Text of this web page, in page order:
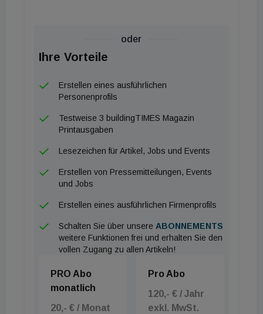
oder
Ihre Vorteile
Erstellen eines ausführlichen
Personenprofils
Testweise 3 buildingTIMES Magazin
Printausgaben
Lesezeichen für Artikel, Jobs und Events
Erstellen von Pressemitteilungen, Events
und Jobs
Erstellen eines ausführlichen Firmenprofils
Schalten Sie über unsere ABONNEMENTS
weitere Funktionen frei und erhalten Sie den
vollen Zugang zu allen Artikeln!
PRO Abo
monatlich
20,- € / Monat
Pro Abo
120,- € / Jahr
exkl. MwSt.